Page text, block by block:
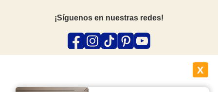
¡Síguenos en nuestras redes!
X